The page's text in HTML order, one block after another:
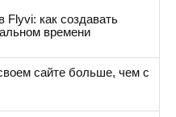
Flyvi: как создавать
времени
сайте больше, чем с